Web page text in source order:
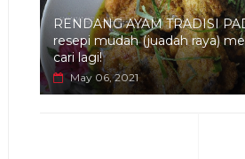
RENDANG AYAM TRADISI
resepi mudah (juadah raya)
cari lagi!
May 06, 2021